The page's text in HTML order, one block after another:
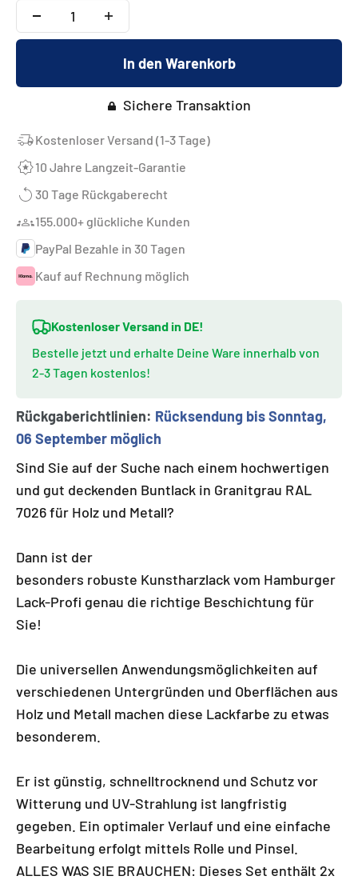
In den Warenkorb
Sichere Transaktion
Kostenloser Versand (1-3 Tage)
10 Jahre Langzeit-Garantie
30 Tage Rückgaberecht
155.000+ glückliche Kunden
PayPal Bezahle in 30 Tagen
Kauf auf Rechnung möglich
Kostenloser Versand in DE!
Bestelle jetzt und erhalte Deine Ware innerhalb von
2-3 Tagen kostenlos!
Rückgaberichtlinien: Rücksendung bis Sonntag,
06 September möglich
Sind Sie auf der Suche nach einem hochwertigen
und gut deckenden Buntlack in Granitgrau RAL
7026 für Holz und Metall?
Dann ist der
besonders robuste Kunstharzlack vom Hamburger
Lack-Profi genau die richtige Beschichtung für
Sie!
Die universellen Anwendungsmöglichkeiten auf
verschiedenen Untergründen und Oberflächen aus
Holz und Metall machen diese Lackfarbe zu etwas
besonderem.
Er ist günstig, schnelltrocknend und Schutz vor
Witterung und UV-Strahlung ist langfristig
gegeben. Ein optimaler Verlauf und eine einfache
Bearbeitung erfolgt mittels Rolle und Pinsel.
ALLES WAS SIE BRAUCHEN: Dieses Set enthält 2x